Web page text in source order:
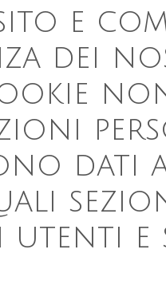
e
dei
dati
e